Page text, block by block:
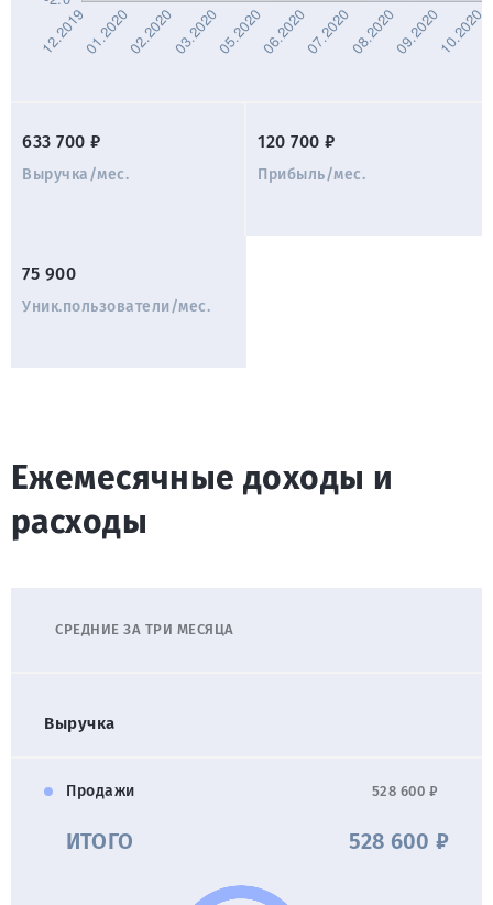
633 700 ₽
Выручка/мес.
120 700 ₽
Прибыль/мес.
75 900
Уник.пользователи/мес.
Ежемесячные доходы и
расходы
СРЕДНИЕ ЗА ТРИ МЕСЯЦА
Выручка
Продажи 528 600 ₽
ИТОГО 528 600 ₽